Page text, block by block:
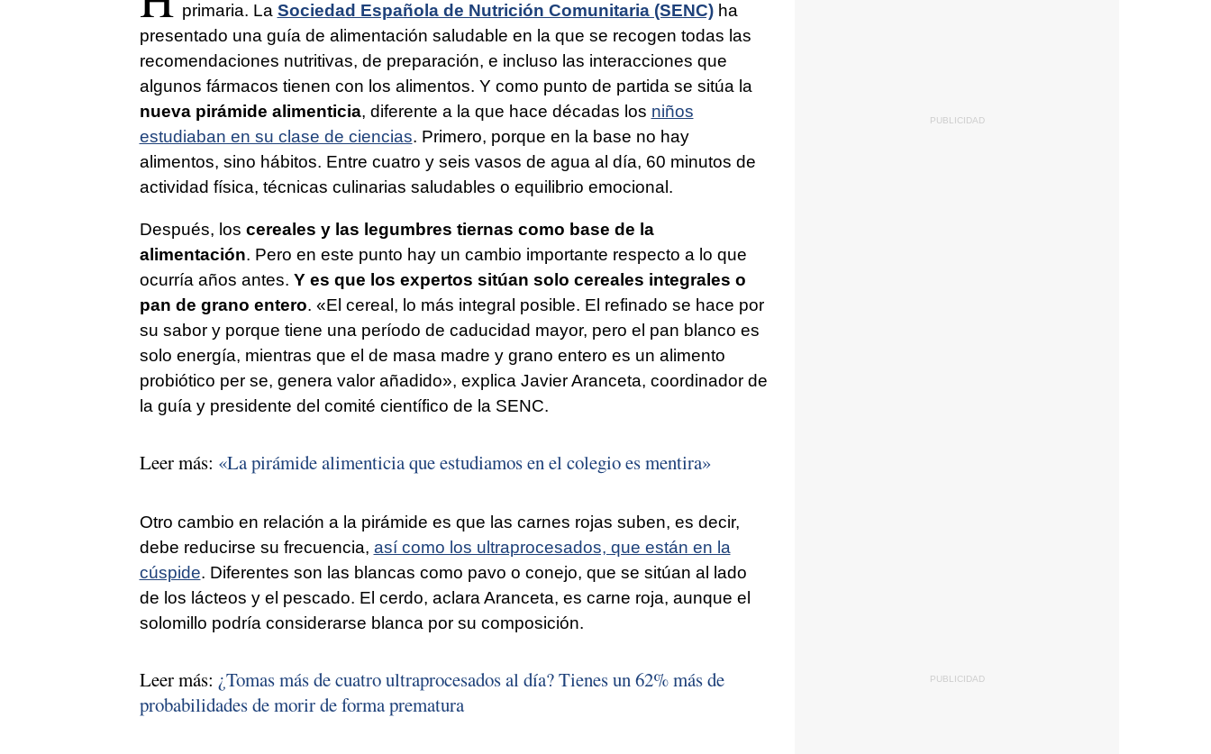
primaria. La Sociedad Española de Nutrición Comunitaria (SENC)ha
presentado una guía de alimentación saludable en la que se recogen todas las
recomendaciones nutritivas, de preparación, e incluso las interacciones que
algunos fármacos tienen con los alimentos. Y como punto de partida se sitúa la
nueva pirámide alimenticia, diferente a la que hace décadas los niños
estudiaban en su clase de ciencias. Primero, porque en la base no hay
alimentos, sino hábitos. Entre cuatro y seis vasos de agua al día, 60 minutos de
actividad física, técnicas culinarias saludables o equilibrio emocional.
Después, los cereales y las legumbres tiernas como base de la
alimentación. Pero en este punto hay un cambio importante respecto a lo que
ocurría años antes. Y es que los expertos sitúan solo cereales integrales o
pan de grano entero. «El cereal, lo más integral posible. El refinado se hace por
su sabor y porque tiene una período de caducidad mayor, pero el pan blanco es
solo energía, mientras que el de masa madre y grano entero es un alimento
probiótico per se, genera valor añadido», explica Javier Aranceta, coordinador de
la guía y presidente del comité científico de la SENC.
Leer más: «La pirámide alimenticia que estudiamos en el colegio es mentira»
Otro cambio en relación a la pirámide es que las carnes rojas suben, es decir,
debe reducirse su frecuencia, así como los ultraprocesados, que están en la
cúspide. Diferentes son las blancas como pavo o conejo, que se sitúan al lado
de los lácteos y el pescado. El cerdo, aclara Aranceta, es carne roja, aunque el
solomillo podría considerarse blanca por su composición.
Leer más: ¿Tomas más de cuatro ultraprocesados al día? Tienes un 62% más de
probabilidades de morir de forma prematura